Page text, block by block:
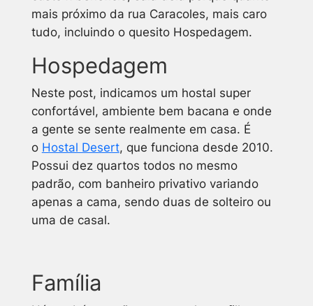
mais próximo da rua Caracoles, mais caro
tudo, incluindo o quesito Hospedagem.
Hospedagem
Neste post, indicamos um hostal super
confortável, ambiente bem bacana e onde
a gente se sente realmente em casa. É
o Hostal Desert, que funciona desde 2010.
Possui dez quartos todos no mesmo
padrão, com banheiro privativo variando
apenas a cama, sendo duas de solteiro ou
uma de casal.
Família